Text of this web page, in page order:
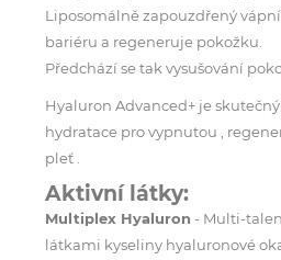
Liposomálně zapouzdřený
bariéru a regeneruje pokožku.
Předchází se tak vysušování
Hyaluron Advanced+ je
hydratace pro vypnutou ,
pleť .
Aktivní látky:
Multiplex Hyaluron - Multi-
látkami kyseliny hyaluronové